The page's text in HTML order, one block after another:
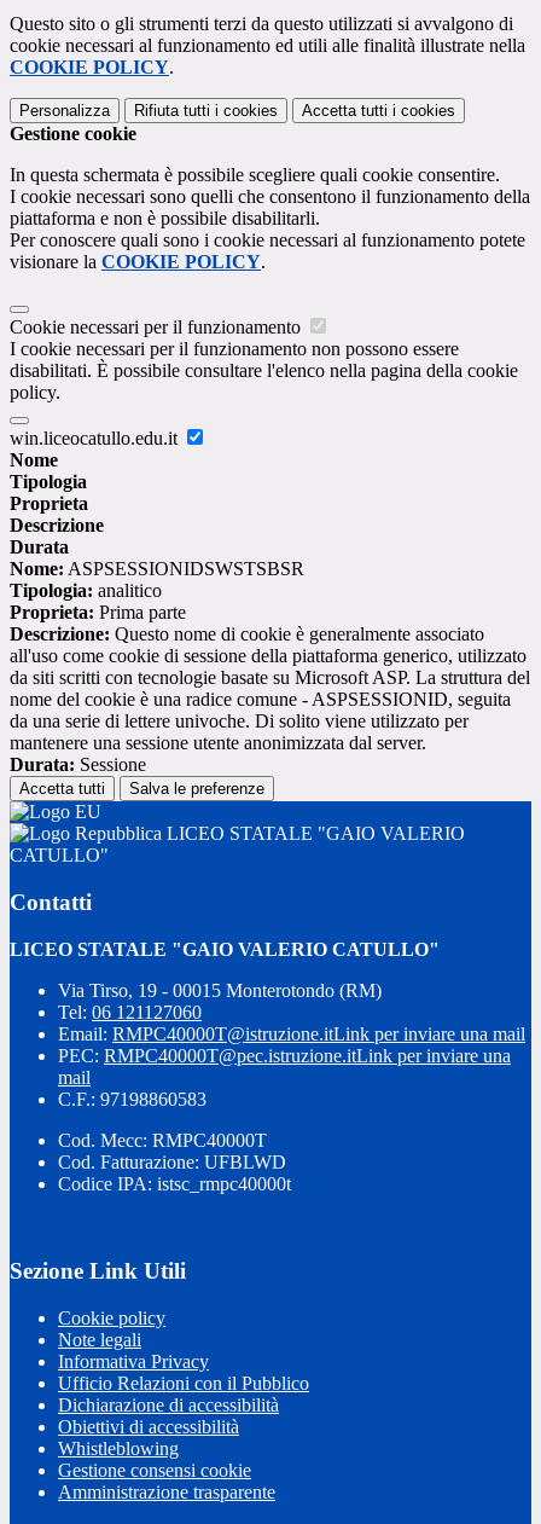
Questo sito o gli strumenti terzi da questo utilizzati si avvalgono di
cookie necessari al funzionamento ed utili alle finalità illustrate nella
COOKIE POLICY.
Personalizza Rifiuta tutti i cookies Accetta tutti i cookies
Gestione cookie
In questa schermata è possibile scegliere quali cookie consentire.
I cookie necessari sono quelli che consentono il funzionamento della
piattaforma e non è possibile disabilitarli.
Per conoscere quali sono i cookie necessari al funzionamento potete
visionare la COOKIE POLICY.
Cookie necessari per il funzionamento
I cookie necessari per il funzionamento non possono essere
disabilitati. È possibile consultare l'elenco nella pagina della cookie
policy.
win.liceocatullo.edu.it
Nome
Tipologia
Proprieta
Descrizione
Durata
Nome: ASPSESSIONIDSWSTSBSR
Tipologia: analitico
Proprieta: Prima parte
Descrizione: Questo nome di cookie è generalmente associato
all'uso come cookie di sessione della piattaforma generico, utilizzato
da siti scritti con tecnologie basate su Microsoft ASP. La struttura del
nome del cookie è una radice comune - ASPSESSIONID, seguita
da una serie di lettere univoche. Di solito viene utilizzato per
mantenere una sessione utente anonimizzata dal server.
Durata: Sessione
Accetta tutti Salva le preferenze
LICEO STATALE "GAIO VALERIO
CATULLO"
Contatti
LICEO STATALE "GAIO VALERIO CATULLO"
Via Tirso, 19 - 00015 Monterotondo (RM)
Tel: 06 121127060
Email: RMPC40000T@istruzione.itLink per inviare una mail
PEC: RMPC40000T@pec.istruzione.itLink per inviare una
mail
C.F.: 97198860583
Cod. Mecc: RMPC40000T
Cod. Fatturazione: UFBLWD
Codice IPA: istsc_rmpc40000t
Sezione Link Utili
Cookie policy
Note legali
Informativa Privacy
Ufficio Relazioni con il Pubblico
Dichiarazione di accessibilità
Obiettivi di accessibilità
Whistleblowing
Gestione consensi cookie
Amministrazione trasparente